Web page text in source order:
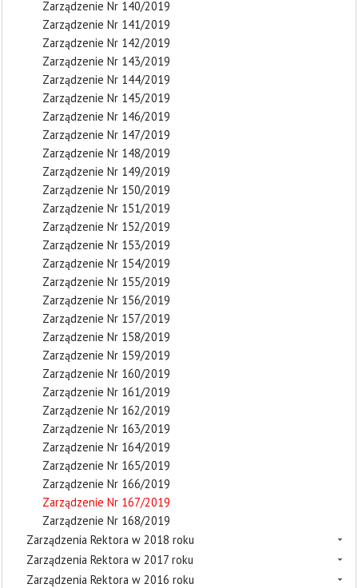
Zarządzenie Nr 140/2019
Zarządzenie Nr 141/2019
Zarządzenie Nr 142/2019
Zarządzenie Nr 143/2019
Zarządzenie Nr 144/2019
Zarządzenie Nr 145/2019
Zarządzenie Nr 146/2019
Zarządzenie Nr 147/2019
Zarządzenie Nr 148/2019
Zarządzenie Nr 149/2019
Zarządzenie Nr 150/2019
Zarządzenie Nr 151/2019
Zarządzenie Nr 152/2019
Zarządzenie Nr 153/2019
Zarządzenie Nr 154/2019
Zarządzenie Nr 155/2019
Zarządzenie Nr 156/2019
Zarządzenie Nr 157/2019
Zarządzenie Nr 158/2019
Zarządzenie Nr 159/2019
Zarządzenie Nr 160/2019
Zarządzenie Nr 161/2019
Zarządzenie Nr 162/2019
Zarządzenie Nr 163/2019
Zarządzenie Nr 164/2019
Zarządzenie Nr 165/2019
Zarządzenie Nr 166/2019
Zarządzenie Nr 167/2019
Zarządzenie Nr 168/2019
Zarządzenia Rektora w 2018 roku
Zarządzenia Rektora w 2017 roku
Zarządzenia Rektora w 2016 roku